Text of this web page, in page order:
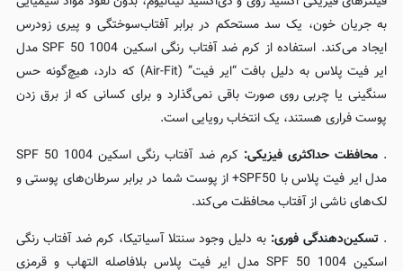
به جریان خون، یک سد مستحکم در برابر آفتاب‌سوختگی و پیری زودرس
ایجاد می‌کند. استفاده از کرم ضد آفتاب رنگی اسکین 1004 SPF 50 مدل
ایر فیت پلاس به دلیل بافت “ایر فیت” (Air-Fit) که دارد، هیچ‌گونه حس
سنگینی یا چربی روی صورت باقی نمی‌گذارد و برای کسانی که از برق زدن
پوست فراری هستند، یک انتخاب رویایی است.
. محافظت حداکثری فیزیکی:
کرم ضد آفتاب رنگی اسکین 1004 SPF 50
مدل ایر فیت پلاس با SPF50+ از پوست شما در برابر سرطان‌های پوستی و
لک‌های ناشی از آفتاب محافظت می‌کند.
. تسکین‌دهندگی فوری: به دلیل وجود سنتلا آسیاتیکا، کرم ضد آفتاب رنگی
اسکین 1004 SPF 50 مدل ایر فیت پلاس بلافاصله التهاب و قرمزی